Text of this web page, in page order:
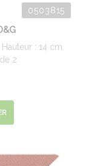
0503815
: 14 cm,
2